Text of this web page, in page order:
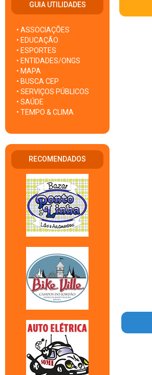
GUIA UTILIDADES
• ASSOCIAÇÕES
• EDUCAÇÃO
• ESPORTES
• ENTIDADES/ONGS
• MAPA
• BUSCA CEP
• SERVIÇOS PÚBLICOS
• SAÚDE
• TEMPO & CLIMA
RECOMENDADOS